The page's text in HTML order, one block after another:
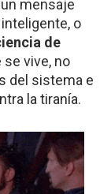
mensaje
o
de
se vive, no
del sistema e
la tiranía.